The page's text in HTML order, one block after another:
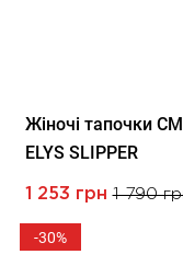
Жіночі тапочки
ELYS SLIPPER
1 253 грн 1 790
-30%